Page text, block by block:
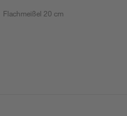
Flachmeißel 20 cm